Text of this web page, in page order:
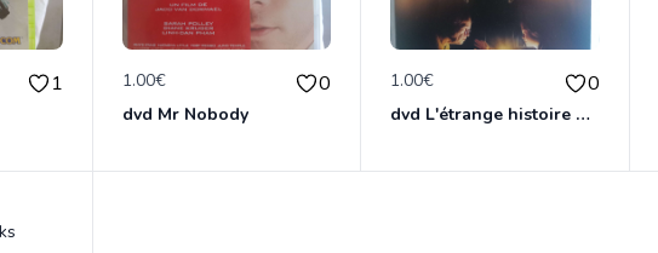
1 1.00€ 0
dvd Mr Nobody
1.00€ 0
dvd L'étrange histoire de Benjamin Button